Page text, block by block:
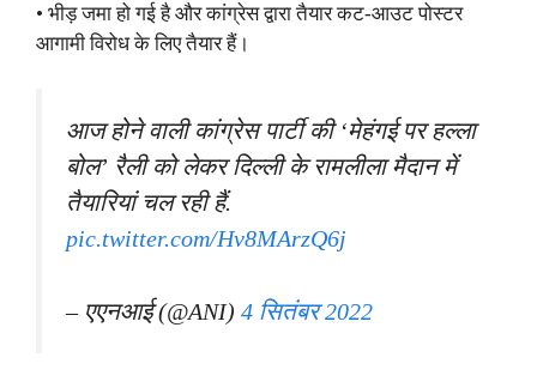
• भीड़ जमा हो गई है और कांग्रेस द्वारा तैयार कट-आउट पोस्टर
आगामी विरोध के लिए तैयार हैं।
आज होने वाली कांग्रेस पार्टी की ‘मेहंगई पर हल्ला
बोल’ रैली को लेकर दिल्ली के रामलीला मैदान में
तैयारियां चल रही हैं.
pic.twitter.com/Hv8MArzQ6j
– एएनआई (@ANI) 4 सितंबर 2022